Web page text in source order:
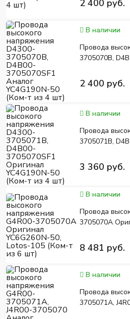
2 400 руб.
В наличии
Провода
3705070B,
2 400 руб.
В наличии
Провода
3705071B,
3 360 руб.
В наличии
Провода
3705070A
8 481 руб.
В наличии
Провода
3705071A,
YC6G260N-